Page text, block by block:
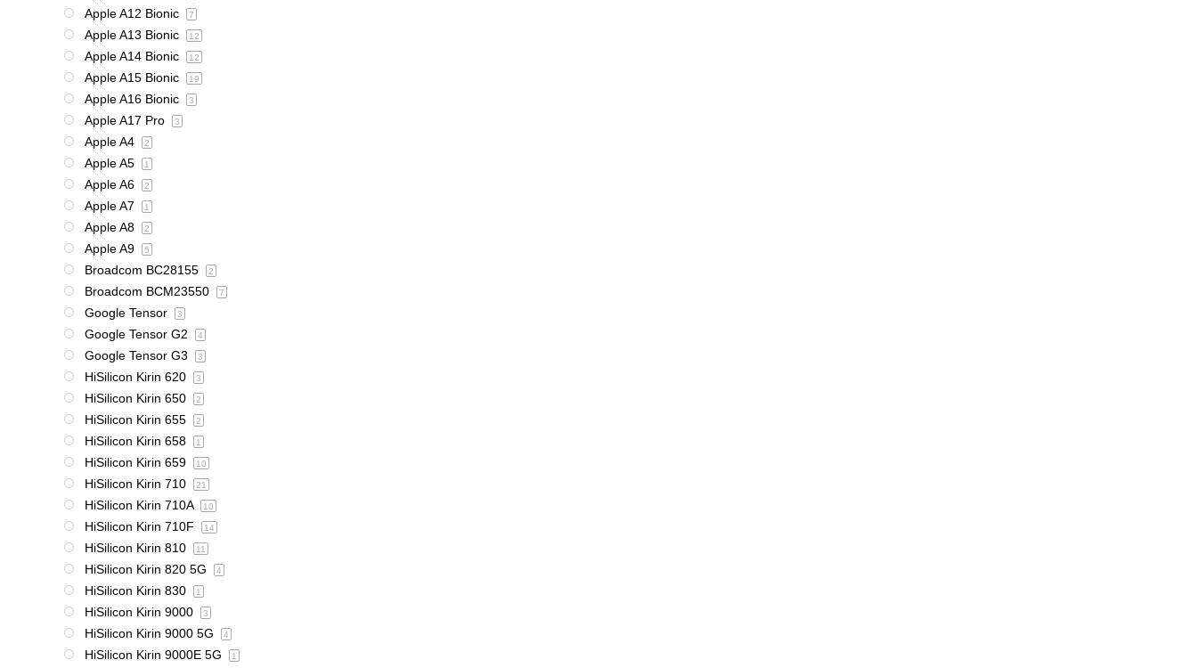
Apple A12 Bionic 7
Apple A13 Bionic 12
Apple A14 Bionic 12
Apple A15 Bionic 19
Apple A16 Bionic 3
Apple A17 Pro 3
Apple A4 2
Apple A5 1
Apple A6 2
Apple A7 1
Apple A8 2
Apple A9 5
Broadcom BC28155 2
Broadcom BCM23550 7
Google Tensor 3
Google Tensor G2 4
Google Tensor G3 3
HiSilicon Kirin 620 3
HiSilicon Kirin 650 2
HiSilicon Kirin 655 2
HiSilicon Kirin 658 1
HiSilicon Kirin 659 10
HiSilicon Kirin 710 21
HiSilicon Kirin 710A 10
HiSilicon Kirin 710F 14
HiSilicon Kirin 810 11
HiSilicon Kirin 820 5G 4
HiSilicon Kirin 830 1
HiSilicon Kirin 9000 3
HiSilicon Kirin 9000 5G 4
HiSilicon Kirin 9000E 5G 1